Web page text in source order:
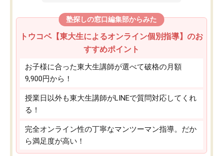
塾探しの窓口編集部からみた
トウコベ【東大生によるオンライン個別指導】のお
すすめポイント
お子様に合った東大生講師が選べて破格の月額
9,900円から！
授業日以外も東大生講師がLINEで質問対応してくれ
る！
完全オンライン性の丁寧なマンツーマン指導。だか
ら満足度が高い！